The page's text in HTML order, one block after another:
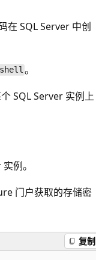
在 SQL Server 中创
。
SQL Server 实例上
例。
门户获取的存储密
复制